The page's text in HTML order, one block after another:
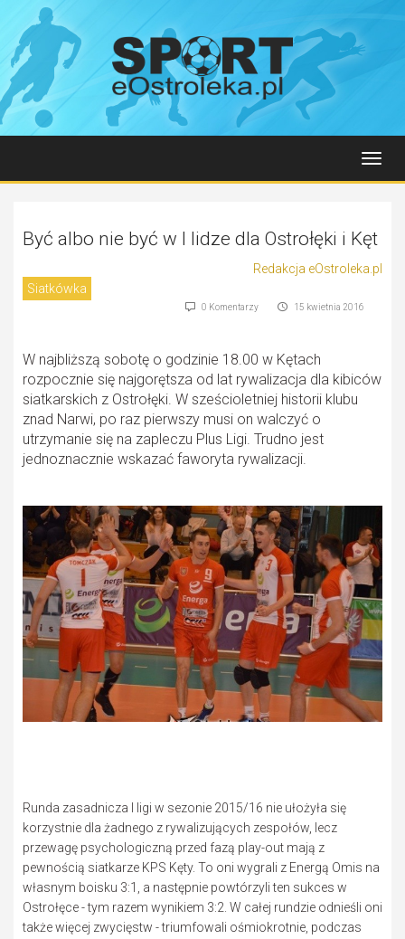
Być albo nie być w I lidze dla Ostrołęki i Kęt
Redakcja eOstroleka.pl
Siatkówka
15 kwietnia 2016
0 Komentarzy
W najbliższą sobotę o godzinie 18.00 w Kętach
rozpocznie się najgorętsza od lat rywalizacja dla kibiców
siatkarskich z Ostrołęki. W sześcioletniej historii klubu
znad Narwi, po raz pierwszy musi on walczyć o
utrzymanie się na zapleczu Plus Ligi. Trudno jest
jednoznacznie wskazać faworyta rywalizacji.
Runda zasadnicza I ligi w sezonie 2015/16 nie ułożyła się
korzystnie dla żadnego z rywalizujących zespołów, lecz
przewagę psychologiczną przed fazą play-out mają z
pewnością siatkarze KPS Kęty. To oni wygrali z Energą Omis na
własnym boisku 3:1, a następnie powtórzyli ten sukces w
Ostrołęce - tym razem wynikiem 3:2. W całej rundzie odnieśli oni
także więcej zwycięstw - triumfowali ośmiokrotnie, podczas